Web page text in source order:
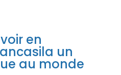
en
un
au monde